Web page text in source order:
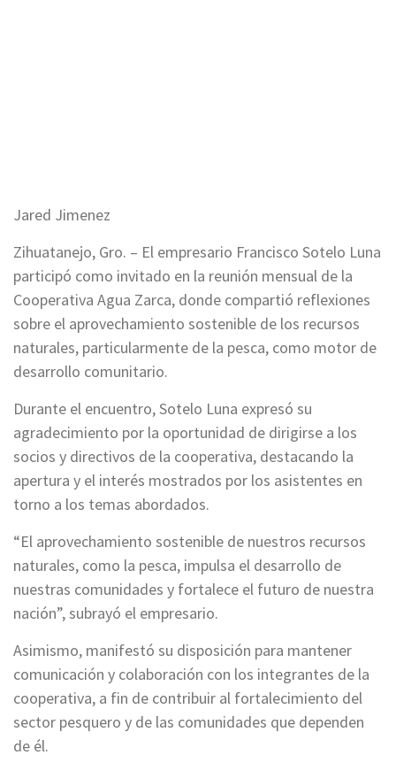
Jared Jimenez
Zihuatanejo, Gro. – El empresario Francisco Sotelo Luna
participó como invitado en la reunión mensual de la
Cooperativa Agua Zarca, donde compartió reflexiones
sobre el aprovechamiento sostenible de los recursos
naturales, particularmente de la pesca, como motor de
desarrollo comunitario.
Durante el encuentro, Sotelo Luna expresó su
agradecimiento por la oportunidad de dirigirse a los
socios y directivos de la cooperativa, destacando la
apertura y el interés mostrados por los asistentes en
torno a los temas abordados.
“El aprovechamiento sostenible de nuestros recursos
naturales, como la pesca, impulsa el desarrollo de
nuestras comunidades y fortalece el futuro de nuestra
nación”, subrayó el empresario.
Asimismo, manifestó su disposición para mantener
comunicación y colaboración con los integrantes de la
cooperativa, a fin de contribuir al fortalecimiento del
sector pesquero y de las comunidades que dependen
de él.